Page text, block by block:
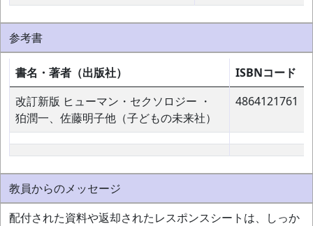
参考書
書名・著者（出版社）
ISBNコード
改訂新版 ヒューマン・セクソロジー ・
狛潤一、佐藤明子他（子どもの未来社）
4864121761
教員からのメッセージ
配付された資料や返却されたレスポンスシートは、しっか